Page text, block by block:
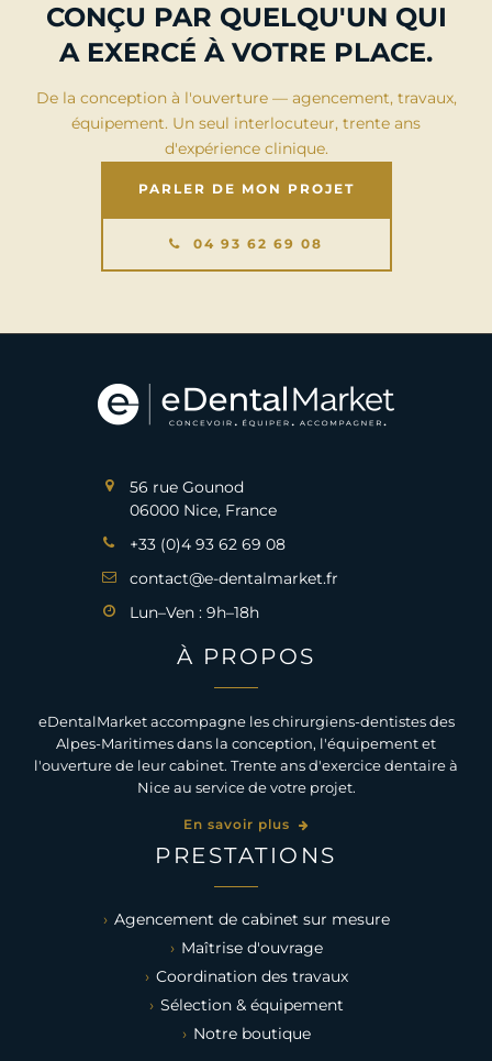
CONÇU PAR QUELQU'UN QUI
A EXERCÉ À VOTRE PLACE.
De la conception à l'ouverture — agencement, travaux,
équipement. Un seul interlocuteur, trente ans
d'expérience clinique.
PARLER DE MON PROJET
04 93 62 69 08
56 rue Gounod
06000 Nice, France
+33 (0)4 93 62 69 08
contact@e-dentalmarket.fr
Lun–Ven : 9h–18h
À PROPOS
eDentalMarket accompagne les chirurgiens-dentistes des
Alpes-Maritimes dans la conception, l'équipement et
l'ouverture de leur cabinet. Trente ans d'exercice dentaire à
Nice au service de votre projet.
En savoir plus
PRESTATIONS
Agencement de cabinet sur mesure
Maîtrise d'ouvrage
Coordination des travaux
Sélection & équipement
Notre boutique